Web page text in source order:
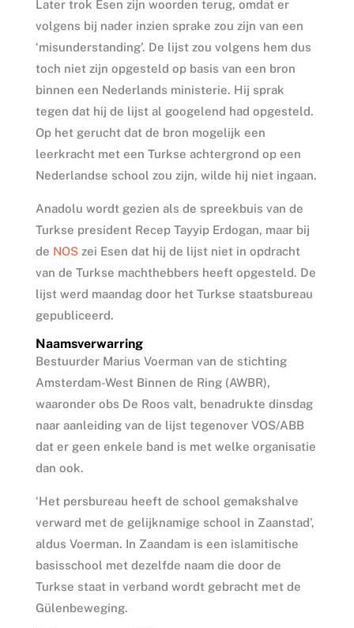
Later trok Esen zijn woorden terug, omdat er
volgens bij nader inzien sprake zou zijn van een
‘misunderstanding’. De lijst zou volgens hem dus
toch niet zijn opgesteld op basis van een bron
binnen een Nederlands ministerie. Hij sprak
tegen dat hij de lijst al googelend had opgesteld.
Op het gerucht dat de bron mogelijk een
leerkracht met een Turkse achtergrond op een
Nederlandse school zou zijn, wilde hij niet ingaan.
Anadolu wordt gezien als de spreekbuis van de
Turkse president Recep Tayyip Erdogan, maar bij
de NOSzei Esen dat hij de lijst niet in opdracht
van de Turkse machthebbers heeft opgesteld. De
lijst werd maandag door het Turkse staatsbureau
gepubliceerd.
Naamsverwarring
Bestuurder Marius Voerman van de stichting
Amsterdam-West Binnen de Ring (AWBR),
waaronder obs De Roos valt, benadrukte dinsdag
naar aanleiding van de lijst tegenover VOS/ABB
dat er geen enkele band is met welke organisatie
dan ook.
‘Het persbureau heeft de school gemakshalve
verward met de gelijknamige school in Zaanstad’,
aldus Voerman. In Zaandam is een islamitische
basisschool met dezelfde naam die door de
Turkse staat in verband wordt gebracht met de
Gülenbeweging.